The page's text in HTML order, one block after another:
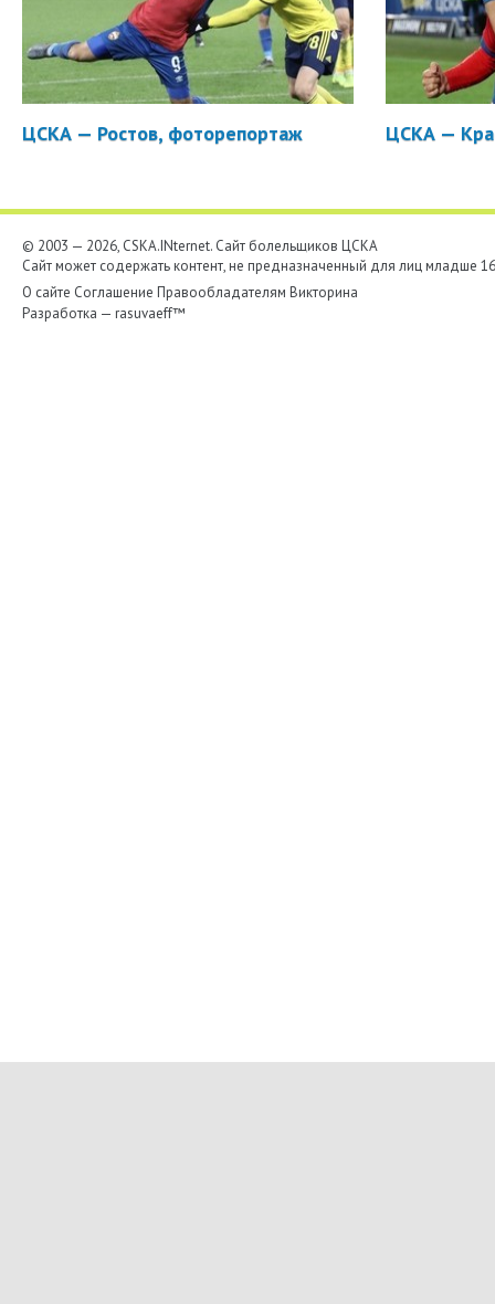
ЦСКА — Ростов, фоторепортаж ЦСКА —
© 2003 — 2026, CSKA.INternet. Cайт болельщиков ЦСКА
Сайт может содержать контент, не предназначенный для лиц младше
О сайте Соглашение Правообладателям Викторина
Разработка — rasuvaeff™